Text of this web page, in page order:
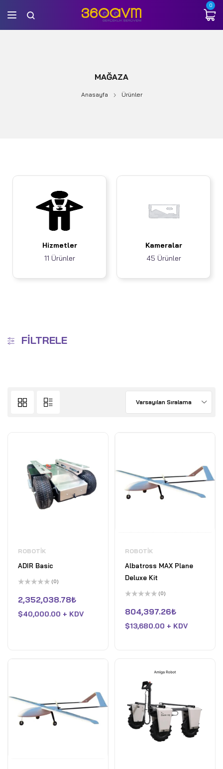
0
MAĞAZA
Anasayfa Ürünler
Hizmetler
11 Ürünler
Kameralar
45 Ürünler
FILTRELE
Varsayılan Sıralama
ROBOTIK
ADIR Basic
üzerinden
0
aldı
(0)
2,352,038.78₺
$40,000.00 + KDV
ROBOTIK
Albatross MAX Plane
Deluxe Kit
üzerinden
0
aldı
(0)
804,397.26₺
$13,680.00 + KDV